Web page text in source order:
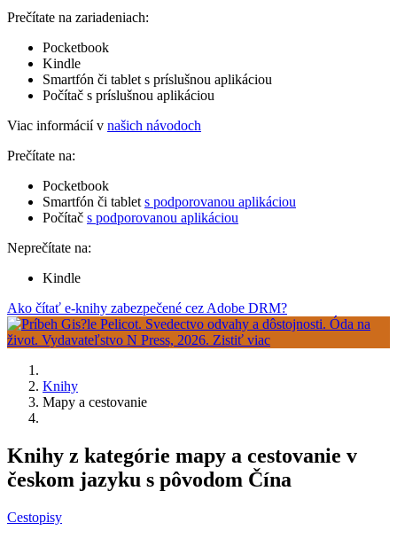
Prečítate na zariadeniach:
Pocketbook
Kindle
Smartfón či tablet s príslušnou aplikáciou
Počítač s príslušnou aplikáciou
Viac informácií v našich návodoch
Prečítate na:
Pocketbook
Smartfón či tablet s podporovanou aplikáciou
Počítač s podporovanou aplikáciou
Neprečítate na:
Kindle
Ako čítať e-knihy zabezpečené cez Adobe DRM?
Knihy
Mapy a cestovanie
Knihy z kategórie mapy a cestovanie v
českom jazyku s pôvodom Čína
Cestopisy